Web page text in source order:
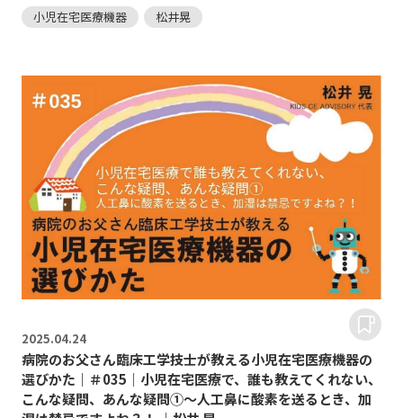
小児在宅医療機器 松井晃
2025.04.24
病院のお父さん臨床工学技士が教える小児在宅医療機器の
選びかた｜＃035｜小児在宅医療で、誰も教えてくれない、
こんな疑問、あんな疑問①～人工鼻に酸素を送るとき、加